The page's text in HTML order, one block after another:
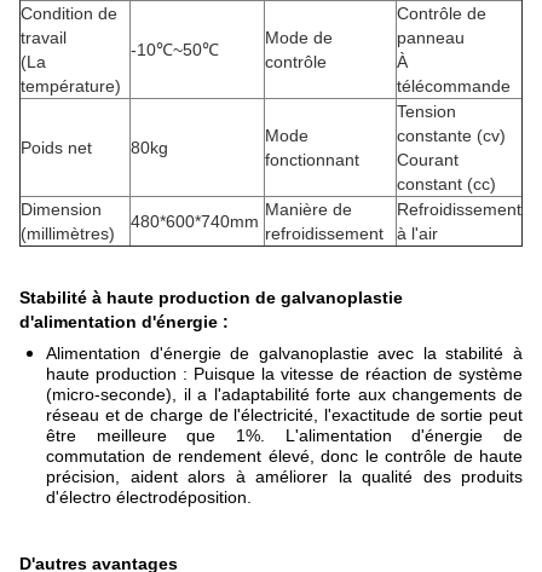
Condition de
travail
(La
température)
-10℃~50℃
Mode de
contrôle
Contrôle de
panneau
À
télécommande
Poids net 80kg
Mode
fonctionnant
Tension
constante (cv)
Courant
constant (cc)
Dimension
(millimètres)
480*600*740mm
Manière de
refroidissement
Refroidissement
à l'air
Stabilité à haute production de galvanoplastie
d'alimentation d'énergie :
Alimentation d'énergie de galvanoplastie avec la stabilité à
haute production : Puisque la vitesse de réaction de système
(micro-seconde), il a l'adaptabilité forte aux changements de
réseau et de charge de l'électricité, l'exactitude de sortie peut
être meilleure que 1%. L'alimentation d'énergie de
commutation de rendement élevé, donc le contrôle de haute
précision, aident alors à améliorer la qualité des produits
d'électro électrodéposition.
D'autres avantages